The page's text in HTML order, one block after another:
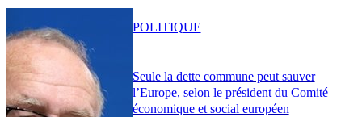
Seule la dette commune peut sauver
l’Europe, selon le président du Comité
économique et social européen
POLITIQUE